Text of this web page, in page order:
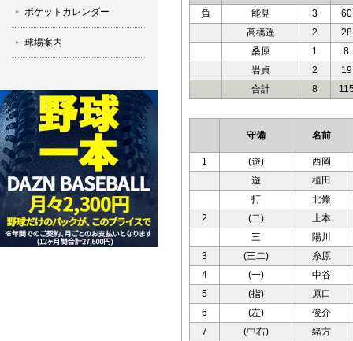
ポケットカレンダー
球場案内
負 能見 3
60
高橋遥
2
28
桑原
1
8
岩貞
2
19
合計
8
守備 名前
1 (遊)
西岡
遊
植田
打
北條
2
(二)
上本
三
陽川
3
(三二)
糸原
4
(一)
中谷
5
(指)
原口
6
(左)
俊介
7
(中右)
緒方